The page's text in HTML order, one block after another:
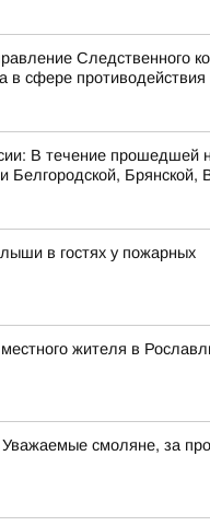
Следственного
в сфере
В течение прошедшей
Белгородской, Брянской,
в гостях у пожарных
жителя в
смоляне, за